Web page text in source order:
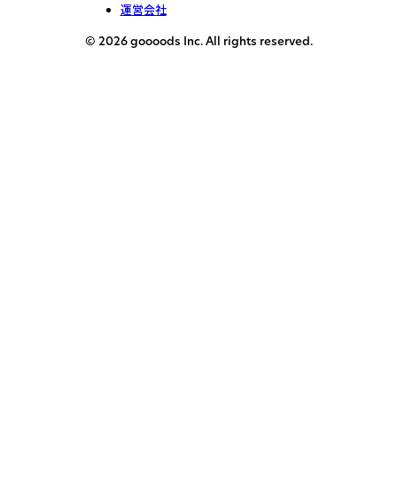
運営会社
© 2026 goooods Inc. All rights reserved.